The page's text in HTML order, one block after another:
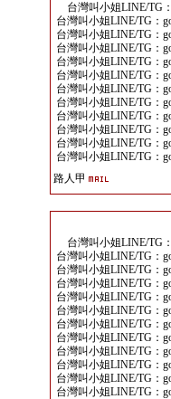
台灣叫小姐LINE/TG
台灣叫小姐LINE/TG：
台灣叫小姐LINE/TG：
台灣叫小姐LINE/TG：
台灣叫小姐LINE/TG：
台灣叫小姐LINE/TG：
台灣叫小姐LINE/TG：
台灣叫小姐LINE/TG：
台灣叫小姐LINE/TG：
台灣叫小姐LINE/TG：
台灣叫小姐LINE/TG：
台灣叫小姐LINE/TG：
路人甲
台灣叫小姐LINE/TG
台灣叫小姐LINE/TG：
台灣叫小姐LINE/TG：
台灣叫小姐LINE/TG：
台灣叫小姐LINE/TG：
台灣叫小姐LINE/TG：
台灣叫小姐LINE/TG：
台灣叫小姐LINE/TG：
台灣叫小姐LINE/TG：
台灣叫小姐LINE/TG：
台灣叫小姐LINE/TG：
台灣叫小姐LINE/TG：